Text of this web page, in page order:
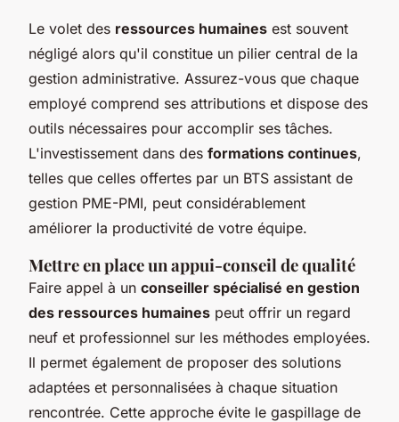
Le volet des ressources humaines est souvent
négligé alors qu'il constitue un pilier central de la
gestion administrative. Assurez-vous que chaque
employé comprend ses attributions et dispose des
outils nécessaires pour accomplir ses tâches.
L'investissement dans des formations continues,
telles que celles offertes par un BTS assistant de
gestion PME-PMI, peut considérablement
améliorer la productivité de votre équipe.
Mettre en place un appui-conseil de qualité
Faire appel à un conseiller spécialisé en gestion
des ressources humaines peut offrir un regard
neuf et professionnel sur les méthodes employées.
Il permet également de proposer des solutions
adaptées et personnalisées à chaque situation
rencontrée. Cette approche évite le gaspillage de